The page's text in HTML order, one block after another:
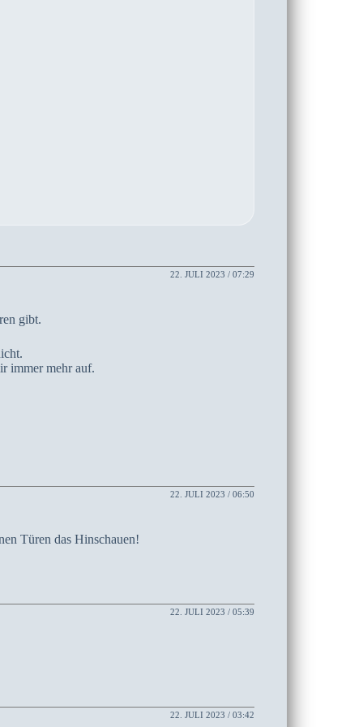
22. JULI 2023 / 07:29
gibt.
immer mehr auf.
22. JULI 2023 / 06:50
Türen das Hinschauen!
22. JULI 2023 / 05:39
22. JULI 2023 / 03:42